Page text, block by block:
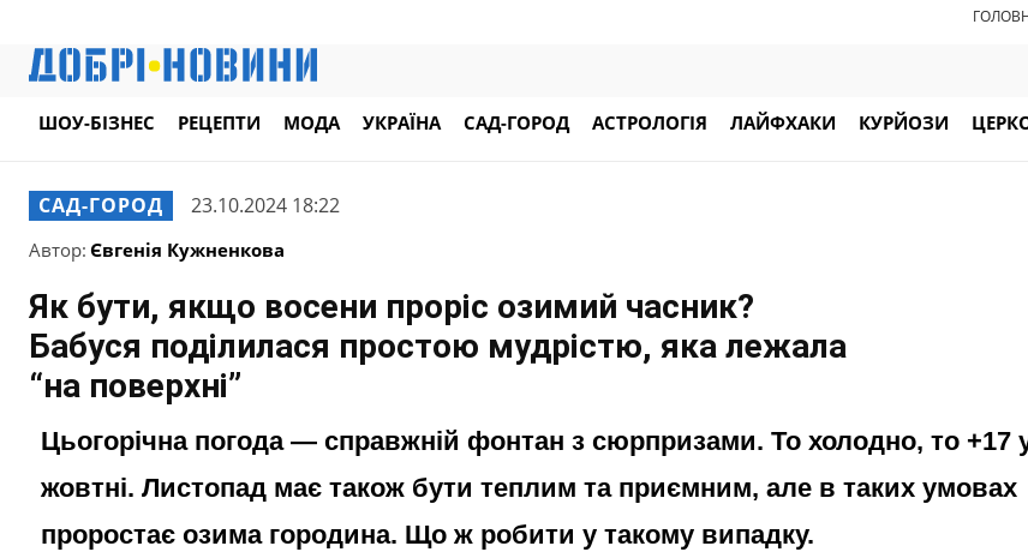
ШОУ-БІЗНЕС РЕЦЕПТИ МОДА УКРАЇНА САД-ГОРОД АСТРОЛОГІЯ ЛАЙФХАКИ КУРЙОЗИ
САД-ГОРОД 23.10.2024 18:22
Автор: Євгенія Кужненкова
Як бути, якщо восени проріс озимий часник?
Бабуся поділилася простою мудрістю, яка лежала
“на поверхні”
Цьогорічна погода — справжній фонтан з сюрпризами. То холодно, то +17
жовтні. Листопад має також бути теплим та приємним, але в таких умовах
проростає озима городина. Що ж робити у такому випадку.